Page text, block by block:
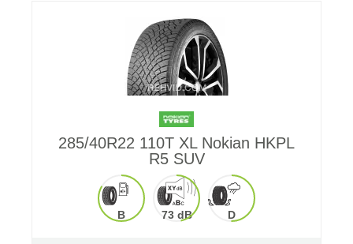
285/40R22 110T XL Nokian HKPL
R5 SUV
B 73 dB D